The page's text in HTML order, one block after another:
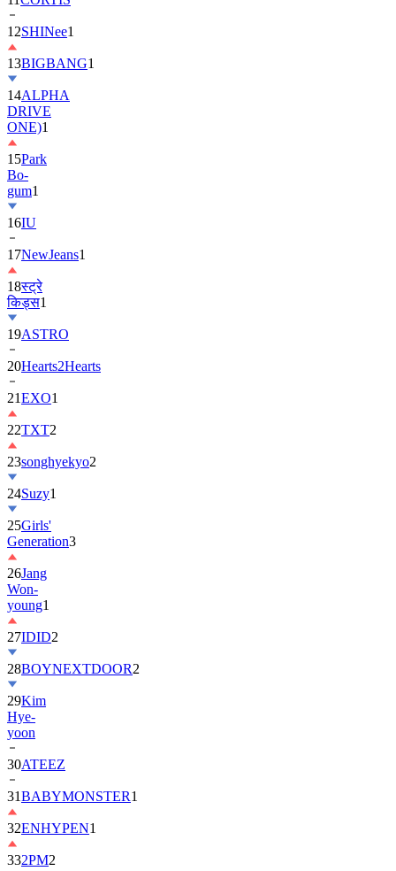
13BIGBANG
14ALPHA
DRIVE
ONE)1
15Park
Bo-
gum1
16IU
17NewJeans
18स्ट्रे
किड्स
19ASTRO
20Hearts2Hearts
21EXO1
22TXT2
23songhyekyo
24Suzy1
25Girls'
Generation
26Jang
Won-
young1
27IDID
28BOYNEXTDOOR
29Kim
Hye-
yoon
30ATEEZ
31BABYMONSTER
32ENHYPEN1
332PM2
34ILLIT